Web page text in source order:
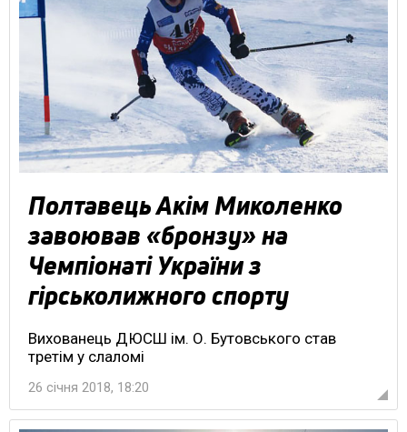
Полтавець Акім Миколенко
завоював «бронзу» на
Чемпіонаті України з
гірськолижного спорту
Вихованець ДЮСШ ім. О. Бутовського став
третім у слаломі
26 січня 2018, 18:20